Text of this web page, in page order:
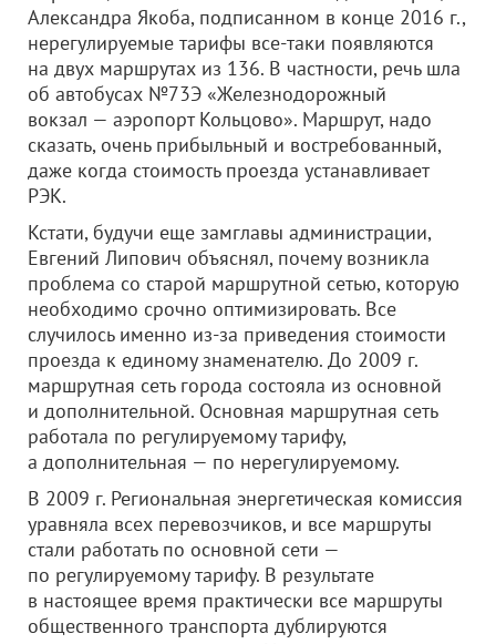
Александра Якоба, подписанном в конце 2016 г.,
нерегулируемые тарифы все-таки появляются
на двух маршрутах из 136. В частности, речь шла
об автобусах №73Э «Железнодорожный
вокзал — аэропорт Кольцово». Маршрут, надо
сказать, очень прибыльный и востребованный,
даже когда стоимость проезда устанавливает
РЭК.
Кстати, будучи еще замглавы администрации,
Евгений Липович объяснял, почему возникла
проблема со старой маршрутной сетью, которую
необходимо срочно оптимизировать. Все
случилось именно из-за приведения стоимости
проезда к единому знаменателю. До 2009 г.
маршрутная сеть города состояла из основной
и дополнительной. Основная маршрутная сеть
работала по регулируемому тарифу,
а дополнительная — по нерегулируемому.
В 2009 г. Региональная энергетическая комиссия
уравняла всех перевозчиков, и все маршруты
стали работать по основной сети —
по регулируемому тарифу. В результате
в настоящее время практически все маршруты
общественного транспорта дублируются